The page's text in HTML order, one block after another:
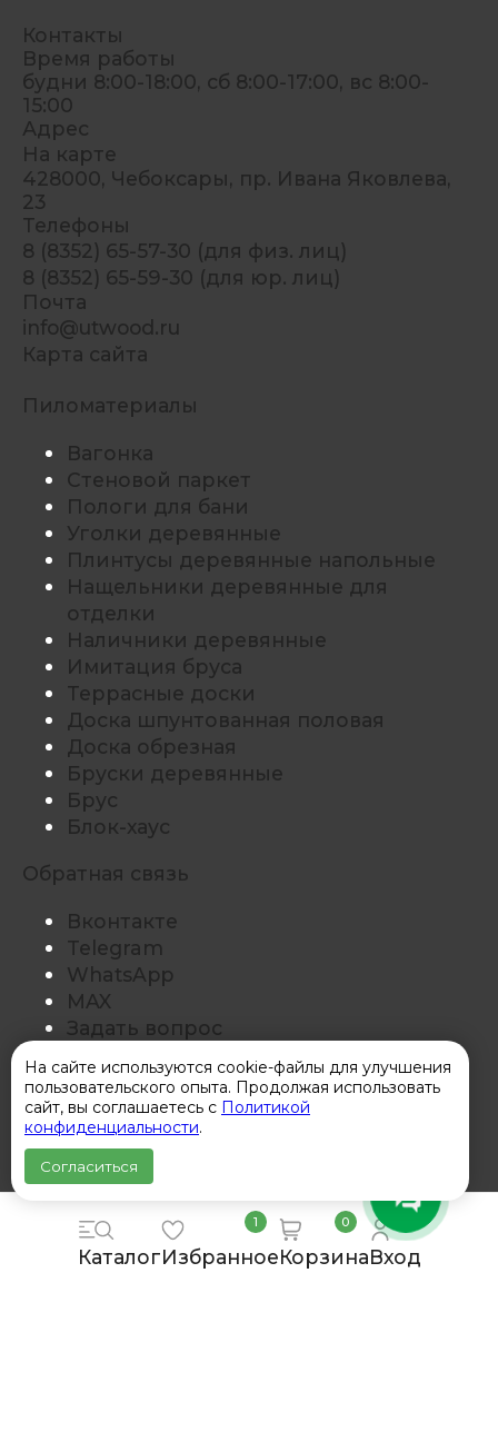
КаталогИзбранное
1 0
КорзинаВход
Контакты
Время работы
будни 8:00-18:00, сб 8:00-17:00, вс 8:00-
15:00
Адрес
На карте
428000, Чебоксары, пр. Ивана Яковлева,
23
Телефоны
8 (8352) 65-57-30 (для физ. лиц)
8 (8352) 65-59-30 (для юр. лиц)
Почта
info@utwood.ru
Карта сайта
Пиломатериалы
Вагонка
Стеновой паркет
Пологи для бани
Уголки деревянные
Плинтусы деревянные напольные
Нащельники деревянные для
отделки
Наличники деревянные
Имитация бруса
Террасные доски
Доска шпунтованная половая
Доска обрезная
Бруски деревянные
Брус
Блок-хаус
Обратная связь
Вконтакте
Telegram
WhatsApp
MAX
Задать вопрос
Оставить отзыв
Покупателям
О нас
Доставка
Обмен и возврат
На сайте используются cookie-файлы для улучшения
пользовательского опыта. Продолжая использовать
сайт, вы соглашаетесь с Политикой
конфиденциальности.
Согласиться